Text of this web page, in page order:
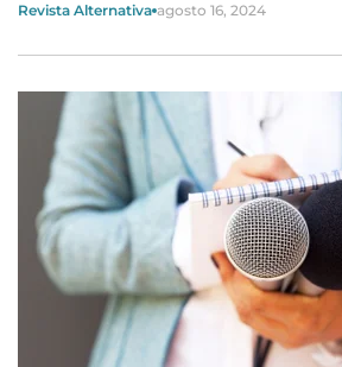
Revista Alternativa agosto 16, 2024